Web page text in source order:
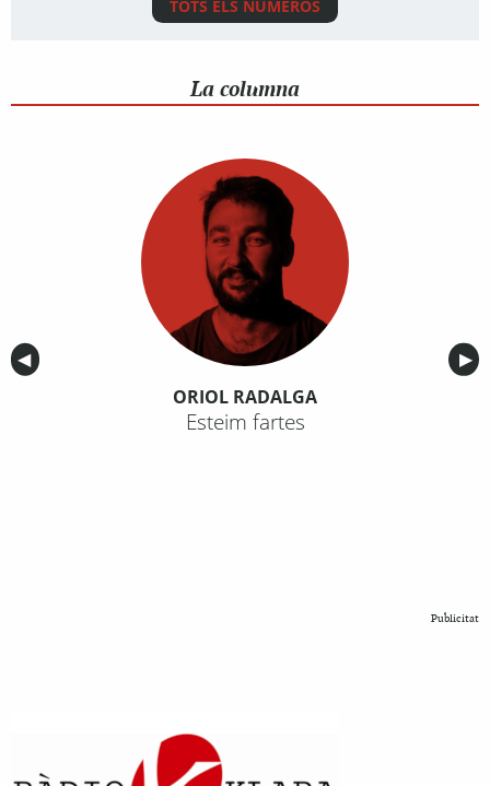
TOTS ELS NÚMEROS
La columna
Anterior
◀︎ ▶︎
ORIOL RADALGA
Esteim fartes
Publicitat